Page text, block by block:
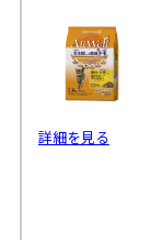
詳細を見る